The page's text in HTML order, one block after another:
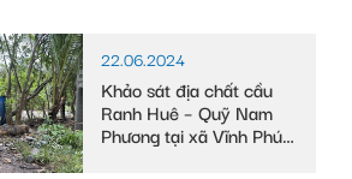
22.06.2024
Khảo sát địa chất cầu
Ranh Huê – Quỹ Nam
Phương tại xã Vĩnh Phú